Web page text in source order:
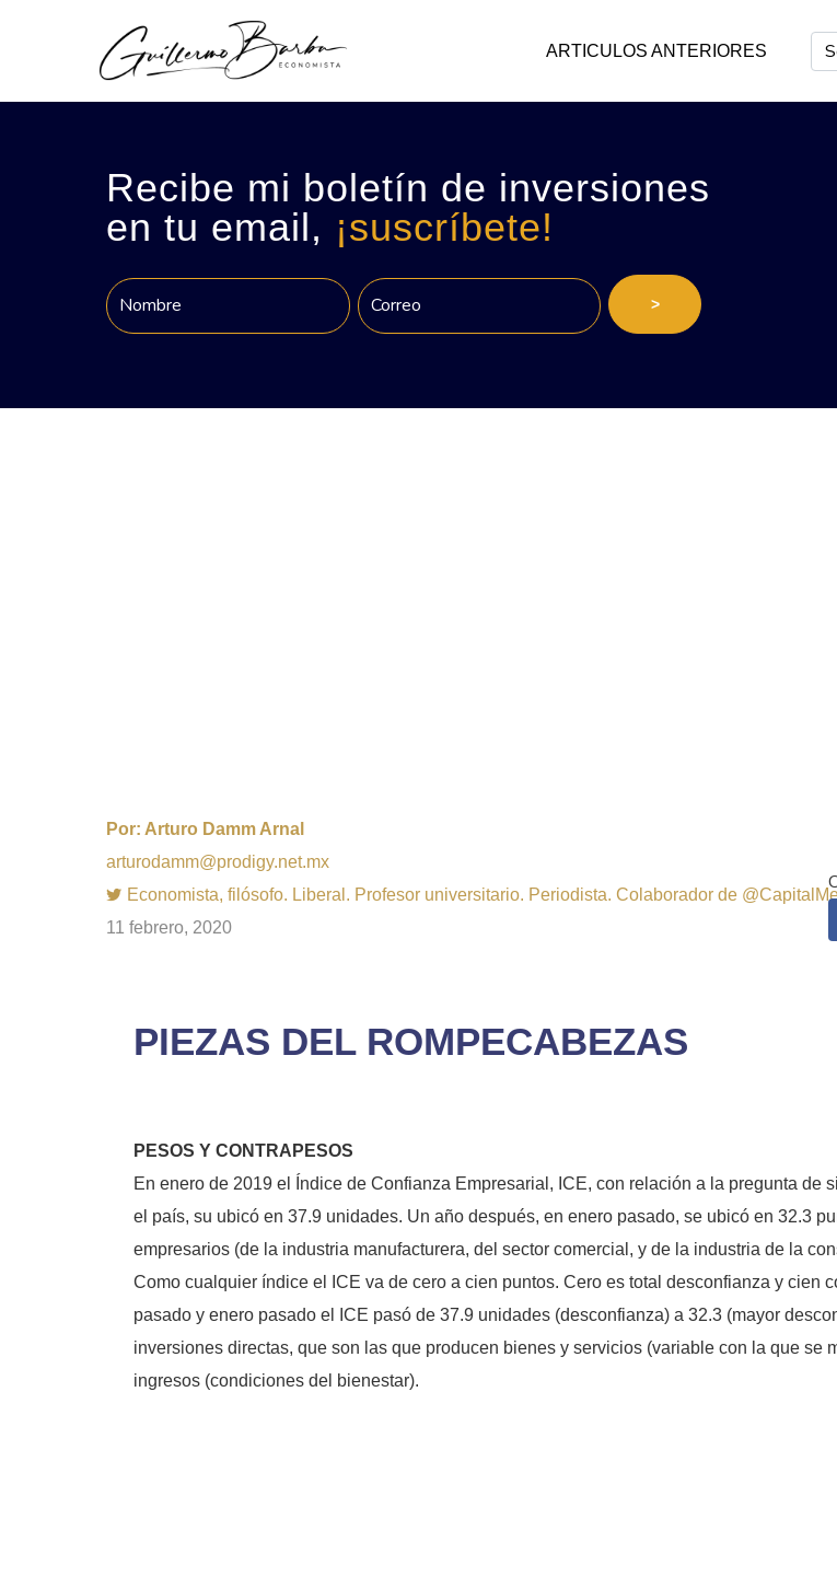
ARTICULOS ANTERIORES
Recibe mi boletín de inversiones
en tu email, ¡suscríbete!
>
Por: Arturo Damm Arnal
arturodamm@prodigy.net.mx
Economista, filósofo. Liberal. Profesor universitario. Periodista. Colaborador de
11 febrero, 2020
PIEZAS DEL ROMPECABEZAS
PESOS Y CONTRAPESOS
En enero de 2019 el Índice de Confianza Empresarial, ICE, con relación a la pregunta de
el país, su ubicó en 37.9 unidades. Un año después, en enero pasado, se ubicó en 32.3
empresarios (de la industria manufacturera, del sector comercial, y de la industria de la
Como cualquier índice el ICE va de cero a cien puntos. Cero es total desconfianza y cien
pasado y enero pasado el ICE pasó de 37.9 unidades (desconfianza) a 32.3 (mayor
inversiones directas, que son las que producen bienes y servicios (variable con la que se
ingresos (condiciones del bienestar).